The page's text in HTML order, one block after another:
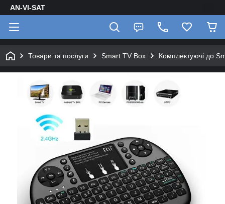
AN-VI-SAT
Товари та послуги Smart TV Box Комплектуючі до